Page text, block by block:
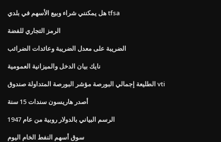
هل يمكنني شراء وبيع الأسهم في بلدي tfsa
الرمز التجاري للفضة
الضريبة على معدل الضريبة وعائدات الضرائب
نايك بيان الدخل والميزانية العمومية
الطليعة إجمالي البورصة مؤشر البورصة المتداولة صندوق vti
أصدر هاريسون سندات 15 سنة
الرسم البياني بالدولار روبية من عام 1947
سوق أسهم النفط الخام اليوم